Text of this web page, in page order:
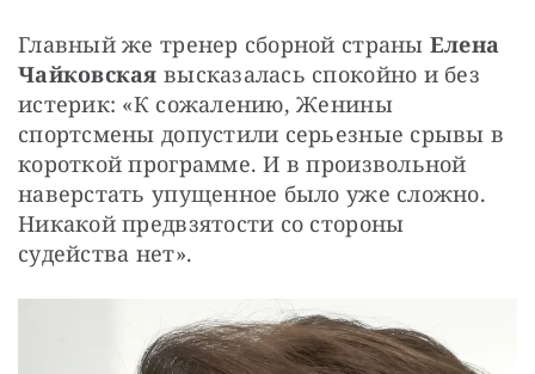
Главный же тренер сборной страны Елена
Чайковская высказалась спокойно и без
истерик: «К сожалению, Женины
спортсмены допустили серьезные срывы в
короткой программе. И в произвольной
наверстать упущенное было уже сложно.
Никакой предвзятости со стороны
судейства нет».